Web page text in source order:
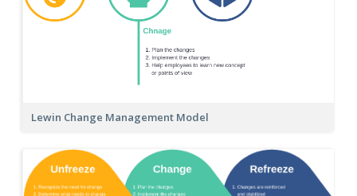
Lewin Change Management Model